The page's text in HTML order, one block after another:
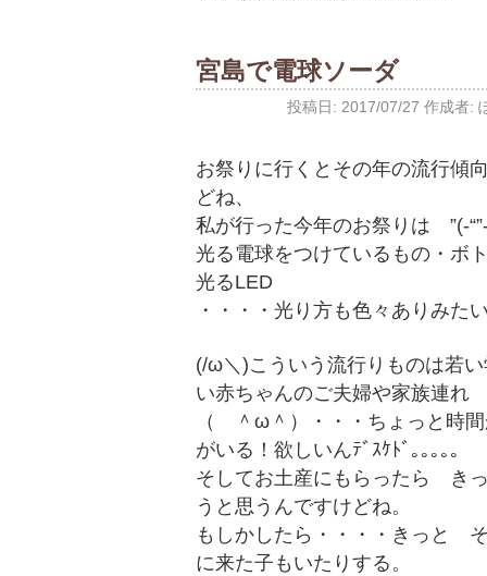
宮島で電球ソーダ
投稿日: 2017/07/27 作成者:
お祭りに行くとその年の流行傾
どね、
私が行った今年のお祭りは ”(-
光る電球をつけているもの・ボ
光るLED
・・・・光り方も色々ありみた
(/ω＼)こういう流行りものは若
い赤ちゃんのご夫婦や家族連れ
（ ＾ω＾）・・・ちょっと時
がいる！欲しいんﾃﾞｽｹﾄﾞ｡｡｡｡｡
そしてお土産にもらったら き
うと思うんですけどね。
もしかしたら・・・・きっと
に来た子もいたりする。